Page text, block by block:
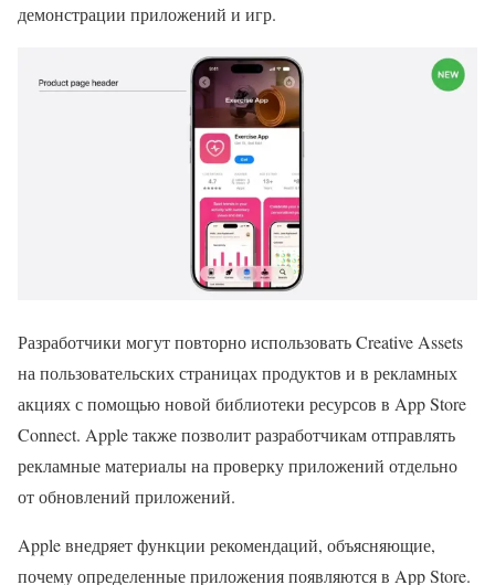
демонстрации приложений и игр.
Разработчики могут повторно использовать Creative Assets
на пользовательских страницах продуктов и в рекламных
акциях с помощью новой библиотеки ресурсов в App Store
Connect. Apple также позволит разработчикам отправлять
рекламные материалы на проверку приложений отдельно
от обновлений приложений.
Apple внедряет функции рекомендаций, объясняющие,
почему определенные приложения появляются в App Store.